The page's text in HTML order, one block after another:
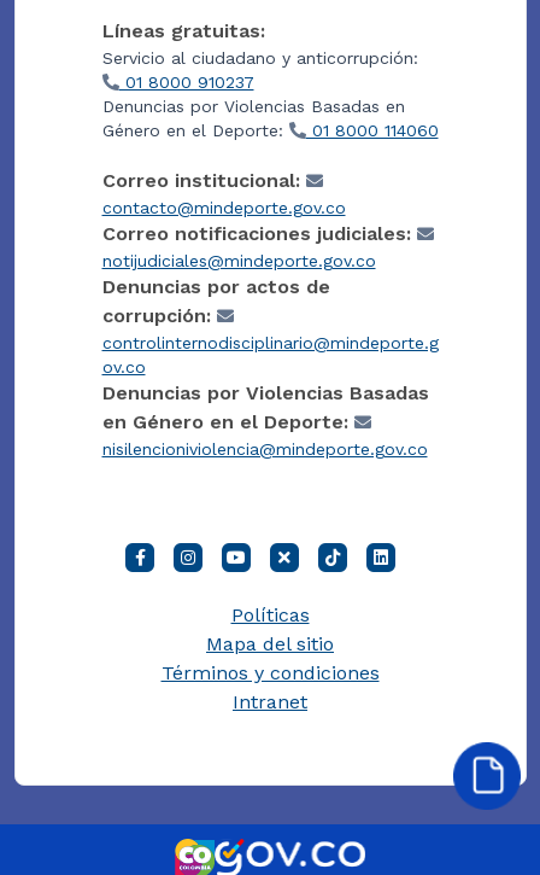
Líneas gratuitas:
Servicio al ciudadano y anticorrupción:
01 8000 910237
Denuncias por Violencias Basadas en
Género en el Deporte:
01 8000 114060
Correo institucional:
contacto@mindeporte.gov.co
Correo notificaciones judiciales:
notijudiciales@mindeporte.gov.co
Denuncias por actos de
corrupción:
controlinternodisciplinario@mindeporte.g
ov.co
Denuncias por Violencias Basadas
en Género en el Deporte:
nisilencioniviolencia@mindeporte.gov.co
Políticas
Mapa del sitio
Términos y condiciones
Intranet